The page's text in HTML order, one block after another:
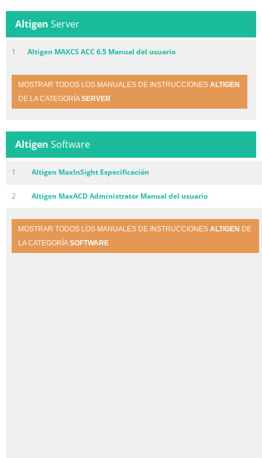
Altigen Server
1 Altigen MAXCS ACC 6.5 Manual del usuario
MOSTRAR TODOS LOS MANUALES DE INSTRUCCIONES ALTIGEN
DE LA CATEGORÍASERVER
Altigen Software
1 Altigen MaxInSight Especificación
2 Altigen MaxACD Administrator Manual del usuario
MOSTRAR TODOS LOS MANUALES DE INSTRUCCIONES ALTIGEN DE
LA CATEGORÍASOFTWARE